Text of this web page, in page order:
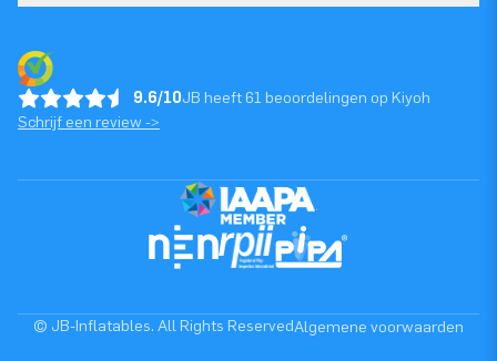
9.6/10JB heeft 61 beoordelingen op Kiyoh
Schrijf een review ->
© JB-Inflatables. All Rights ReservedAlgemene voorwaarden